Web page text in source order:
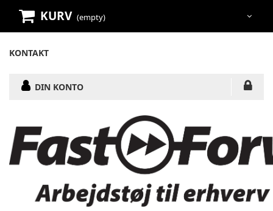
KURV (empty)
KONTAKT
DIN KONTO